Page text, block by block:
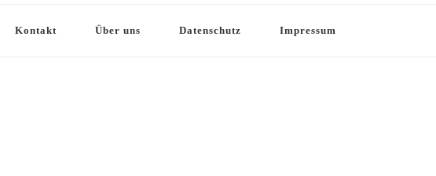
Kontakt Über uns Datenschutz Impressum